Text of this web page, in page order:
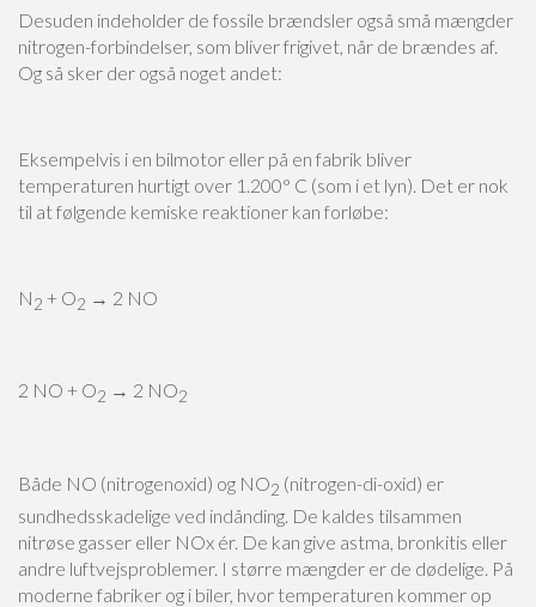
Військовослужбовці часто стикаються з труднощами у фінансових питаннях,
швидкому доступі до грошей. Банківські установи висувають високі вимоги,
кредиту для людей, які постійно перебувають у роз’їздах або не мають
У таких ситуаціях зручним рішенням стаєкредит військовослужбовцям
і тривалих очікувань. Позика доступна онлайн, а кошти надходять на картку в
Desuden indeholder de fossile brændsler også små mængder
nitrogen-forbindelser, som bliver frigivet, når de brændes af.
Og så sker der også noget andet:
Eksempelvis i en bilmotor eller på en fabrik bliver
temperaturen hurtigt over 1.200° C (som i et lyn). Det er nok
til at følgende kemiske reaktioner kan forløbe:
N2 + O2 → 2 NO
2 NO + O2 → 2 NO2
Både NO (nitrogenoxid) og NO2 (nitrogen-di-oxid) er
sundhedsskadelige ved indånding. De kaldes tilsammen
nitrøse gasser eller NOx ér. De kan give astma, bronkitis eller
andre luftvejsproblemer. I større mængder er de dødelige. På
moderne fabriker og i biler, hvor temperaturen kommer op